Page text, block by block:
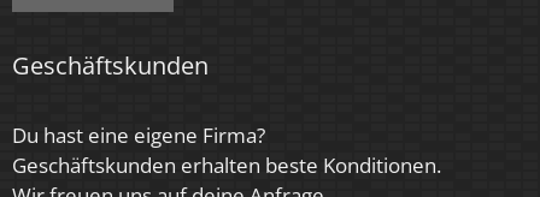
Geschäftskunden
Du hast eine eigene Firma?
Geschäftskunden erhalten beste Konditionen.